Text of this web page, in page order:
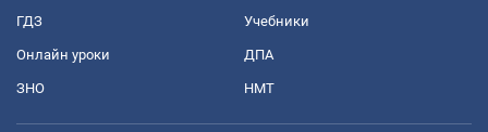
ГДЗ Учебники
Онлайн уроки ДПА
ЗНО НМТ